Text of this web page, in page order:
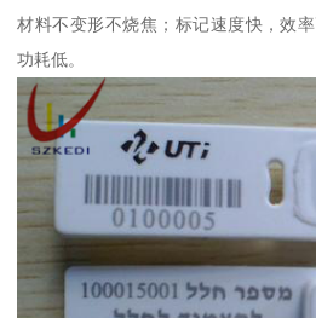
材料不变形不烧焦；标记速度快，效
功耗低。